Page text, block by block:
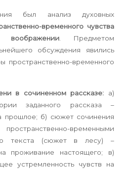
был анализ духовных
временного чувства
воображении. Предметом
обсуждения явились
пространственно-временного
в сочиненном рассказе: а)
заданного рассказа –
прошлое; б) сюжет сочинения
временными
текста (сюжет в лесу) –
проживание настоящего; в)
устремленность чувств на